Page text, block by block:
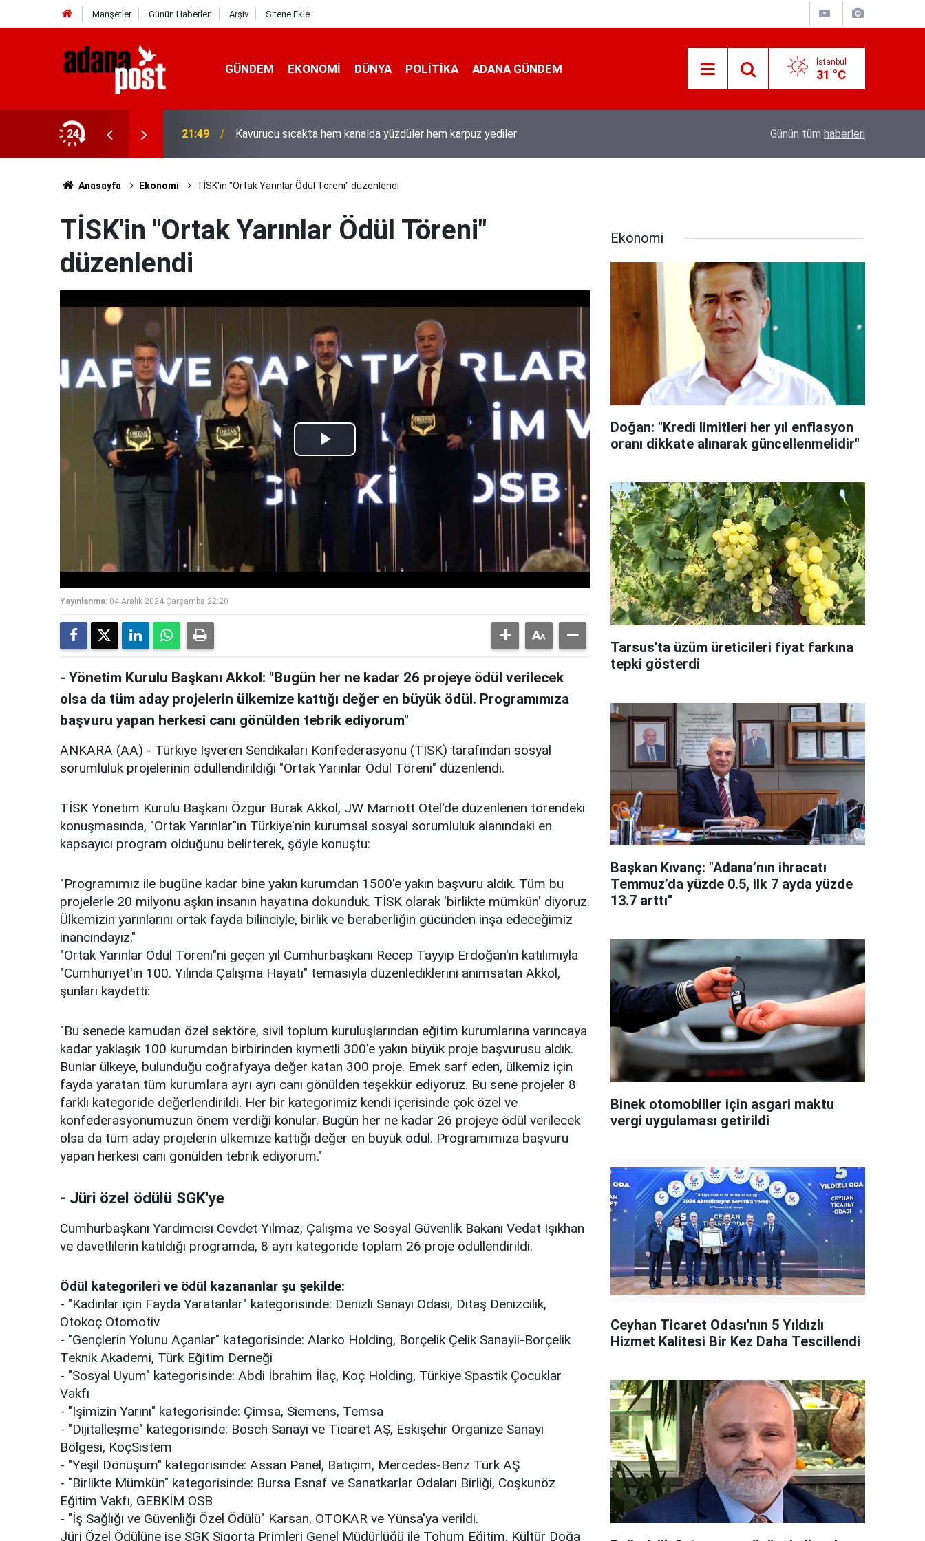
Manşetler Günün Haberleri Arşiv Sitene Ekle
GÜNDEM EKONOMI DÜNYA POLİTİKA ADANA GÜNDEM İstanbul
31 °C
24
sabırsız ve öfkeli hissedebiliriz" 21:49 Kavurucu sıcakta hem kanalda yüzdüler hem karpuz yediler
Yeni İletişim Vizyonu” başlıklı makales
Günün tüm haberleri
Anasayfa Ekonomi TİSK'in "Ortak Yarınlar Ödül Töreni" düzenlendi
TİSK'in "Ortak Yarınlar Ödül Töreni"
düzenlendi
Play
Video
Yayınlanma: 04 Aralık 2024 Çarşamba 22:20
- Yönetim Kurulu Başkanı Akkol: "Bugün her ne kadar 26 projeye ödül verilecek
olsa da tüm aday projelerin ülkemize kattığı değer en büyük ödül. Programımıza
başvuru yapan herkesi canı gönülden tebrik ediyorum"
ANKARA (AA) - Türkiye İşveren Sendikaları Konfederasyonu (TİSK) tarafından sosyal
sorumluluk projelerinin ödüllendirildiği "Ortak Yarınlar Ödül Töreni" düzenlendi.
TİSK Yönetim Kurulu Başkanı Özgür Burak Akkol, JW Marriott Otel'de düzenlenen törendeki
konuşmasında, "Ortak Yarınlar"ın Türkiye'nin kurumsal sosyal sorumluluk alanındaki en
kapsayıcı program olduğunu belirterek, şöyle konuştu:
"Programımız ile bugüne kadar bine yakın kurumdan 1500'e yakın başvuru aldık. Tüm bu
projelerle 20 milyonu aşkın insanın hayatına dokunduk. TİSK olarak 'birlikte mümkün' diyoruz.
Ülkemizin yarınlarını ortak fayda bilinciyle, birlik ve beraberliğin gücünden inşa edeceğimiz
inancındayız."
"Ortak Yarınlar Ödül Töreni"ni geçen yıl Cumhurbaşkanı Recep Tayyip Erdoğan'ın katılımıyla
"Cumhuriyet'in 100. Yılında Çalışma Hayatı" temasıyla düzenlediklerini anımsatan Akkol,
şunları kaydetti:
"Bu senede kamudan özel sektöre, sivil toplum kuruluşlarından eğitim kurumlarına varıncaya
kadar yaklaşık 100 kurumdan birbirinden kıymetli 300'e yakın büyük proje başvurusu aldık.
Bunlar ülkeye, bulunduğu coğrafyaya değer katan 300 proje. Emek sarf eden, ülkemiz için
fayda yaratan tüm kurumlara ayrı ayrı canı gönülden teşekkür ediyoruz. Bu sene projeler 8
farklı kategoride değerlendirildi. Her bir kategorimiz kendi içerisinde çok özel ve
konfederasyonumuzun önem verdiği konular. Bugün her ne kadar 26 projeye ödül verilecek
olsa da tüm aday projelerin ülkemize kattığı değer en büyük ödül. Programımıza başvuru
yapan herkesi canı gönülden tebrik ediyorum."
- Jüri özel ödülü SGK'ye
Cumhurbaşkanı Yardımcısı Cevdet Yılmaz, Çalışma ve Sosyal Güvenlik Bakanı Vedat Işıkhan
ve davetlilerin katıldığı programda, 8 ayrı kategoride toplam 26 proje ödüllendirildi.
Ödül kategorileri ve ödül kazananlar şu şekilde:
- "Kadınlar için Fayda Yaratanlar" kategorisinde: Denizli Sanayi Odası, Ditaş Denizcilik,
Otokoç Otomotiv
- "Gençlerin Yolunu Açanlar" kategorisinde: Alarko Holding, Borçelik Çelik Sanayii-Borçelik
Teknik Akademi, Türk Eğitim Derneği
- "Sosyal Uyum" kategorisinde: Abdi İbrahim İlaç, Koç Holding, Türkiye Spastik Çocuklar
Vakfı
- "İşimizin Yarını" kategorisinde: Çimsa, Siemens, Temsa
- "Dijitalleşme" kategorisinde: Bosch Sanayi ve Ticaret AŞ, Eskişehir Organize Sanayi
Bölgesi, KoçSistem
- "Yeşil Dönüşüm" kategorisinde: Assan Panel, Batıçim, Mercedes-Benz Türk AŞ
- "Birlikte Mümkün" kategorisinde: Bursa Esnaf ve Sanatkarlar Odaları Birliği, Coşkunöz
Eğitim Vakfı, GEBKİM OSB
- "İş Sağlığı ve Güvenliği Özel Ödülü" Karsan, OTOKAR ve Yünsa'ya verildi.
Jüri Özel Ödülüne ise SGK Sigorta Primleri Genel Müdürlüğü ile Tohum Eğitim, Kültür Doğa
Ekonomi
Doğan: "Kredi limitleri her yıl enflasyon
oranı dikkate alınarak güncellenmelidir"
Tarsus'ta üzüm üreticileri fiyat farkına
tepki gösterdi
Başkan Kıvanç: "Adana’nın ihracatı
Temmuz’da yüzde 0.5, ilk 7 ayda yüzde
13.7 arttı"
Binek otomobiller için asgari maktu
vergi uygulaması getirildi
Ceyhan Ticaret Odası'nın 5 Yıldızlı
Hizmet Kalitesi Bir Kez Daha Tescillendi